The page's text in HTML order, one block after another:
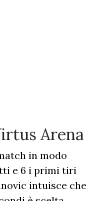
Arena
in modo
e 6 i primi tiri
intuisce che